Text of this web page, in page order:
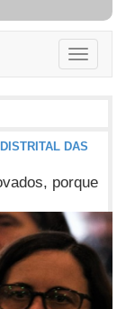
Toggle
DAS
porque